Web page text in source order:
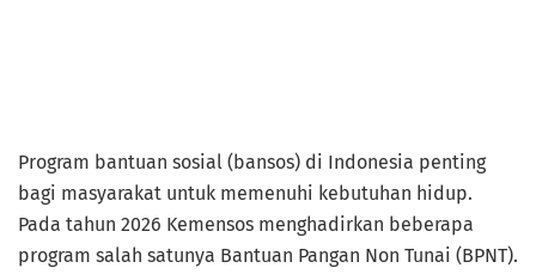
Program bantuan sosial (bansos) di Indonesia penting
bagi masyarakat untuk memenuhi kebutuhan hidup.
Pada tahun 2026 Kemensos menghadirkan beberapa
program salah satunya Bantuan Pangan Non Tunai (BPNT).